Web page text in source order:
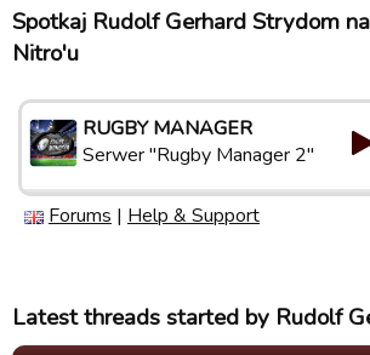
Spotkaj Rudolf Gerhard Strydom
Nitro'u
RUGBY MANAGER
Serwer "Rugby Manager 2"
Forums | Help & Support
Latest threads started by Rudolf